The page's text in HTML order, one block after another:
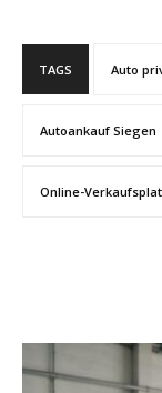
TAGS Auto
Autoankauf Siegen
Online-